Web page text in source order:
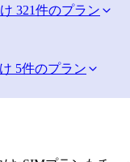
321件のプラン
5件のプラン